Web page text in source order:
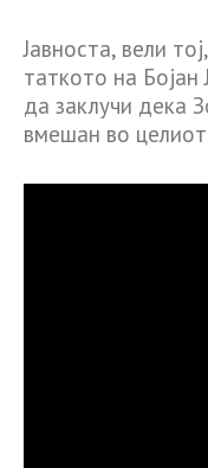
Јавноста, вели
таткото на Бојан
да заклучи дека
вмешан во